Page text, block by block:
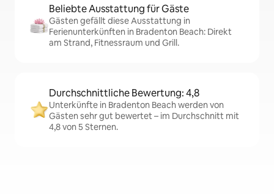
Beliebte Ausstattung für Gäste
Gästen gefällt diese Ausstattung in
Ferienunterkünften in Bradenton Beach: Direkt
am Strand, Fitnessraum und Grill.
Durchschnittliche Bewertung: 4,8
Unterkünfte in Bradenton Beach werden von
Gästen sehr gut bewertet – im Durchschnitt mit
4,8 von 5 Sternen.